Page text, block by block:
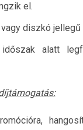
el.
diszkó jellegű
alatt